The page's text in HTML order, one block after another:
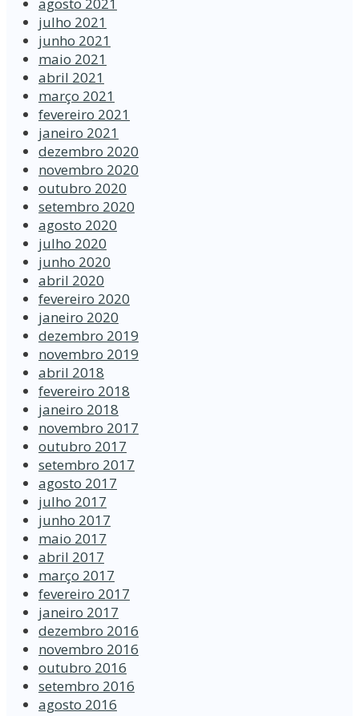
julho 2021
junho 2021
maio 2021
abril 2021
março 2021
fevereiro 2021
janeiro 2021
dezembro 2020
novembro 2020
outubro 2020
setembro 2020
agosto 2020
julho 2020
junho 2020
abril 2020
fevereiro 2020
janeiro 2020
dezembro 2019
novembro 2019
abril 2018
fevereiro 2018
janeiro 2018
novembro 2017
outubro 2017
setembro 2017
agosto 2017
julho 2017
junho 2017
maio 2017
abril 2017
março 2017
fevereiro 2017
janeiro 2017
dezembro 2016
novembro 2016
outubro 2016
setembro 2016
agosto 2016